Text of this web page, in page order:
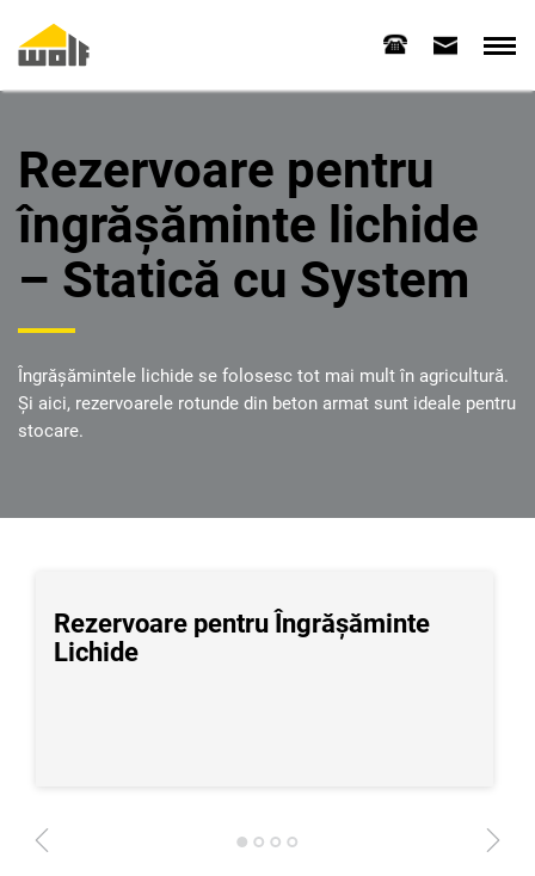
Rezervoare pentru
îngrășăminte lichide
– Statică cu System
Îngrășămintele lichide se folosesc tot mai mult în agricultură.
Și aici, rezervoarele rotunde din beton armat sunt ideale pentru
stocare.
Rezervoare pentru Îngrășăminte
Lichide
1 2 3 4